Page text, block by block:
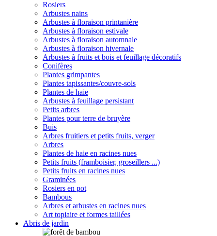
Rosiers
Arbustes nains
Arbustes à floraison printanière
Arbustes à floraison estivale
Arbustes à floraison automnale
Arbustes à floraison hivernale
Arbustes à fruits et bois et feuillage décoratifs
Conifères
Plantes grimpantes
Plantes tapissantes/couvre-sols
Plantes de haie
Arbustes à feuillage persistant
Petits arbres
Plantes pour terre de bruyère
Buis
Arbres fruitiers et petits fruits, verger
Arbres
Plantes de haie en racines nues
Petits fruits (framboisier, groseillers ...)
Petits fruits en racines nues
Graminées
Rosiers en pot
Bambous
Arbres et arbustes en racines nues
Art topiaire et formes taillées
Abris de jardin